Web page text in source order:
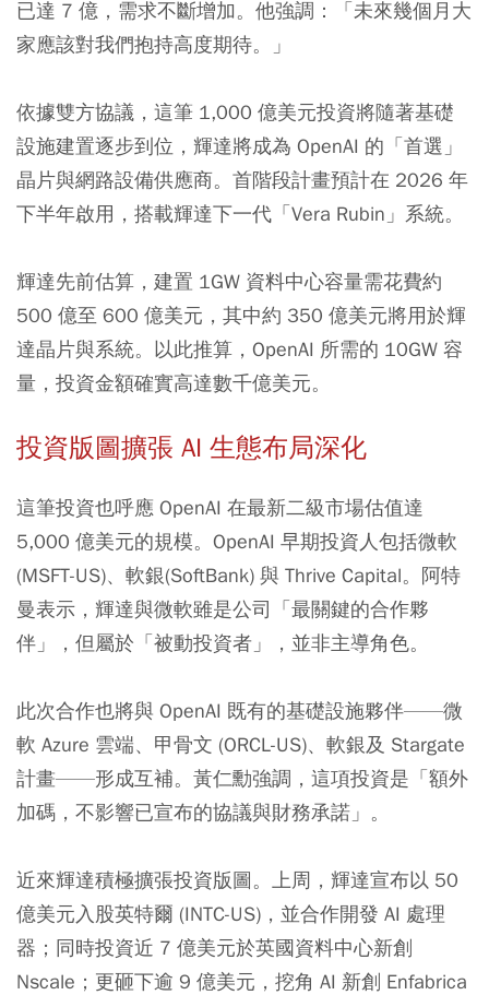
已達 7 億，需求不斷增加。他強調：「未來幾個月大
家應該對我們抱持高度期待。」
依據雙方協議，這筆 1,000 億美元投資將隨著基礎
設施建置逐步到位，輝達將成為 OpenAI 的「首選」
晶片與網路設備供應商。首階段計畫預計在 2026 年
下半年啟用，搭載輝達下一代「Vera Rubin」系統。
輝達先前估算，建置 1GW 資料中心容量需花費約
500 億至 600 億美元，其中約 350 億美元將用於輝
達晶片與系統。以此推算，OpenAI 所需的 10GW 容
量，投資金額確實高達數千億美元。
投資版圖擴張 AI 生態布局深化
這筆投資也呼應 OpenAI 在最新二級市場估值達
5,000 億美元的規模。OpenAI 早期投資人包括微軟
(MSFT-US)、軟銀(SoftBank) 與 Thrive Capital。阿特
曼表示，輝達與微軟雖是公司「最關鍵的合作夥
伴」，但屬於「被動投資者」，並非主導角色。
此次合作也將與 OpenAI 既有的基礎設施夥伴——微
軟 Azure 雲端、甲骨文 (ORCL-US)、軟銀及 Stargate
計畫——形成互補。黃仁勳強調，這項投資是「額外
加碼，不影響已宣布的協議與財務承諾」。
近來輝達積極擴張投資版圖。上周，輝達宣布以 50
億美元入股英特爾 (INTC-US)，並合作開發 AI 處理
器；同時投資近 7 億美元於英國資料中心新創
Nscale；更砸下逾 9 億美元，挖角 AI 新創 Enfabrica